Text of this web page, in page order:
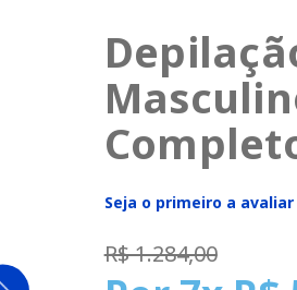
Seja o primeiro a
R$ 1.284,00